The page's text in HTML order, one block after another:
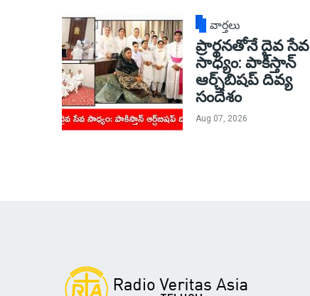
వార్తలు
ప్రార్థనతోనే దైవ సేవ
సాధ్యం: పాకిస్తాన్‌
ఆర్చ్‌బిషప్ దివ్య
సందేశం
Aug 07, 2026